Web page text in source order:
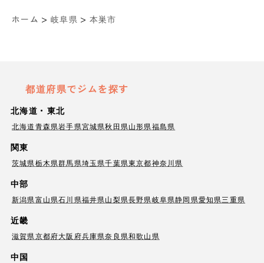
ホーム > 岐阜県 > 本巣市
都道府県でジムを探す
北海道・東北
北海道青森県岩手県宮城県秋田県山形県福島県
関東
茨城県栃木県群馬県埼玉県千葉県東京都神奈川県
中部
新潟県富山県石川県福井県山梨県長野県岐阜県静岡県愛知県三重県
近畿
滋賀県京都府大阪府兵庫県奈良県和歌山県
中国